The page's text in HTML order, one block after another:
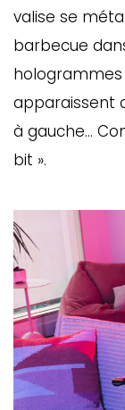
valise se
barbecue
apparaissent
à gauche…
bit ».